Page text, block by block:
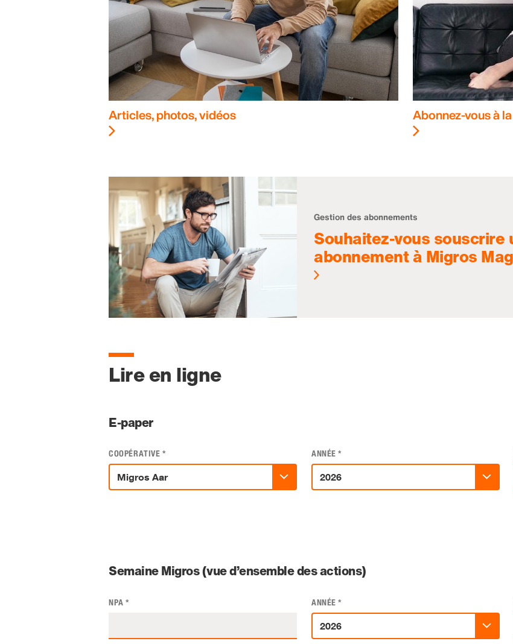
Articles, photos, vidéos Abonnez-vous à
Gestion des abonnements
Souhaitez-vous souscrire
abonnement à Migros
Lire en ligne
E-paper
COOPÉRATIVE * ANNÉE *
Semaine Migros (vue d’ensemble des actions)
NPA * ANNÉE *